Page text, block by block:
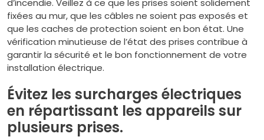
d’incendie. Veillez à ce que les prises soient solidement
fixées au mur, que les câbles ne soient pas exposés et
que les caches de protection soient en bon état. Une
vérification minutieuse de l’état des prises contribue à
garantir la sécurité et le bon fonctionnement de votre
installation électrique.
Évitez les surcharges électriques
en répartissant les appareils sur
plusieurs prises.